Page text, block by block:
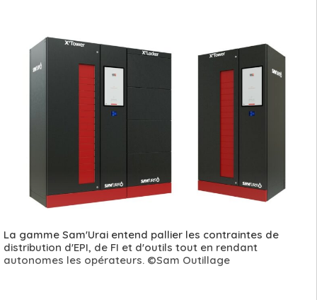
La gamme Sam'Urai entend pallier les contraintes de
distribution d'EPI, de FI et d'outils tout en rendant
autonomes les opérateurs. ©Sam Outillage